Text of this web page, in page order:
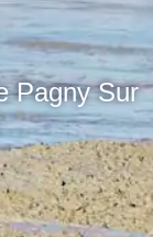
Pagny Sur